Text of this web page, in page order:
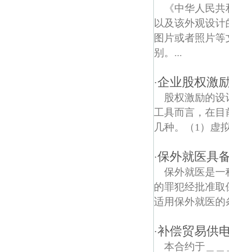
《中华人民
以及该外观设
图片或者照片
别。...
·企业股权激
股权激励的
工具而言，在
几种。（1）虚
·保外就医具
保外就医是一
的罪犯经批准
适用保外就医的
·补偿贸易供
本合约于＿＿